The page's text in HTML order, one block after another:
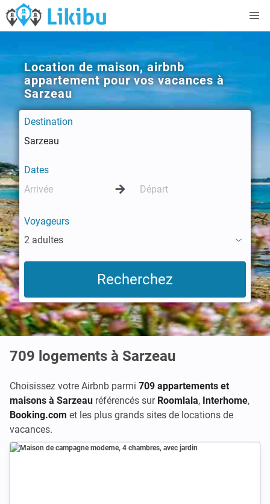
Location de maison, airbnb
appartement pour vos vacances à
Sarzeau
Destination
Dates
Voyageurs
2 adultes
709 logements à Sarzeau
Choisissez votre Airbnb parmi 709 appartements et
maisons à Sarzeau référencés sur Roomlala, Interhome,
Booking.com et les plus grands sites de locations de
vacances.